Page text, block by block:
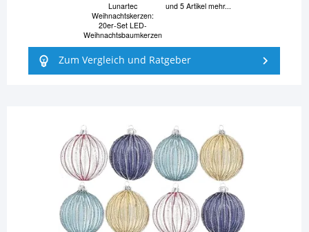
Lunartec
Weihnachtskerzen:
20er-Set LED-
Weihnachtsbaumkerzen
und 5 Artikel mehr...
Zum Vergleich und Ratgeber